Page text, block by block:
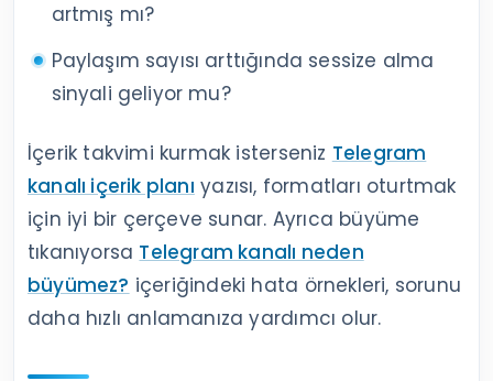
artmış mı?
Paylaşım sayısı arttığında sessize alma
sinyali geliyor mu?
İçerik takvimi kurmak isterseniz Telegram
kanalı içerik planı yazısı, formatları oturtmak
için iyi bir çerçeve sunar. Ayrıca büyüme
tıkanıyorsa Telegram kanalı neden
büyümez? içeriğindeki hata örnekleri, sorunu
daha hızlı anlamanıza yardımcı olur.